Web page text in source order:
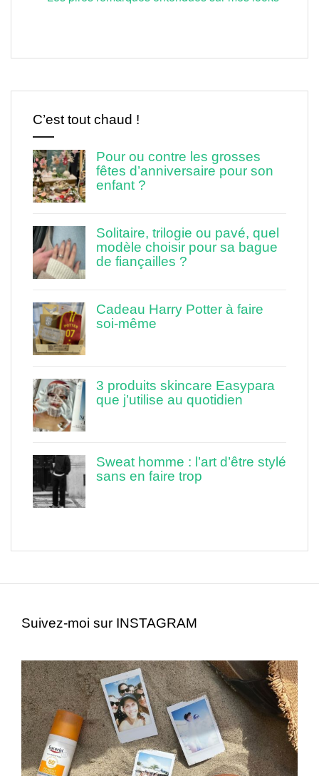
C’est tout chaud !
Pour ou contre les grosses
fêtes d’anniversaire pour son
enfant ?
Solitaire, trilogie ou pavé, quel
modèle choisir pour sa bague
de fiançailles ?
Cadeau Harry Potter à faire
soi-même
3 produits skincare Easypara
que j’utilise au quotidien
Sweat homme : l’art d’être stylé
sans en faire trop
Suivez-moi sur INSTAGRAM